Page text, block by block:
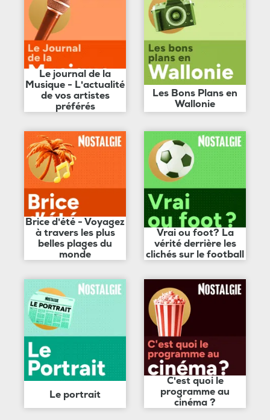
Le journal de la
Musique - L'actualité
de vos artistes
préférés
Les Bons Plans en
Wallonie
Brice d'été - Voyagez
à travers les plus
belles plages du
monde
Vrai ou foot? La
vérité derrière les
clichés sur le football
Le portrait
C'est quoi le
programme au
cinéma ?